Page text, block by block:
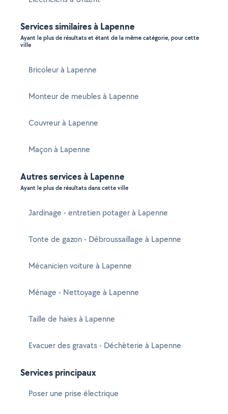
Services similaires à Lapenne
Ayant le plus de résultats et étant de la même catégorie, pour cette
ville
Bricoleur à Lapenne
Monteur de meubles à Lapenne
Couvreur à Lapenne
Maçon à Lapenne
Autres services à Lapenne
Ayant le plus de résultats dans cette ville
Jardinage - entretien potager à Lapenne
Tonte de gazon - Débroussaillage à Lapenne
Mécanicien voiture à Lapenne
Ménage - Nettoyage à Lapenne
Taille de haies à Lapenne
Evacuer des gravats - Déchèterie à Lapenne
Services principaux
Poser une prise électrique